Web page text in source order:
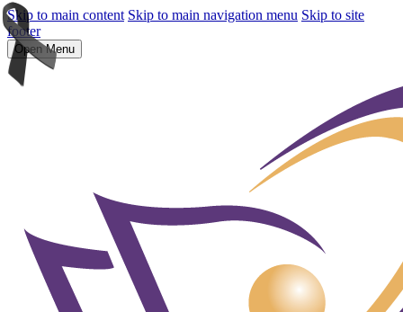
Skip to main content Skip to main navigation menu Skip to site
footer
Open Menu